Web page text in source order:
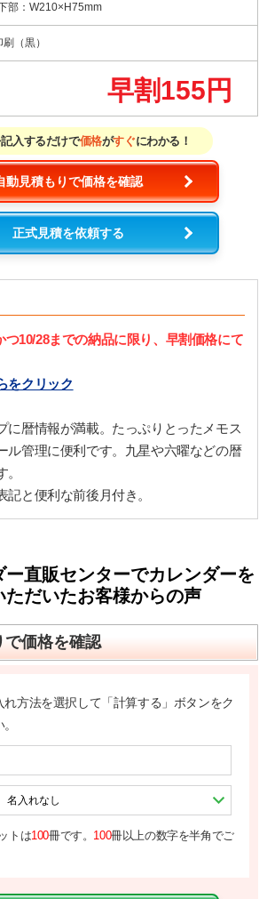
部：W210×H75mm
（黒）
早割155円
入するだけで価格がすぐにわかる！
動見積もりで価格を確認
正式見積を依頼する
つ10/28までの納品に限り、早割価格にて
をクリック
に暦情報が満載。たっぷりとったメモス
ル管理に便利です。九星や六曜などの暦
記と便利な前後月付き。
直販センターでカレンダーを
ただいたお客様からの声
で価格を確認
れ方法を選択して「計算する」ボタンをク
トは100冊です。 100冊以上の数字を半角でご